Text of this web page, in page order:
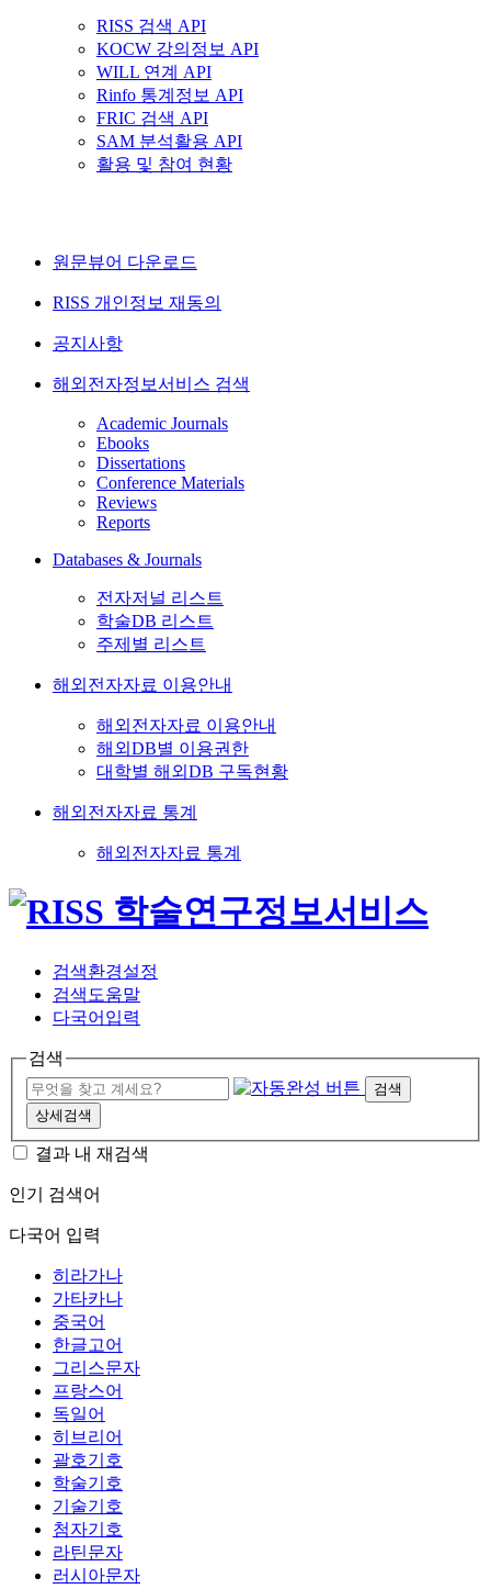
RISS 검색 API
KOCW 강의정보 API
WILL 연계 API
Rinfo 통계정보 API
FRIC 검색 API
SAM 분석활용 API
활용 및 참여 현황
원문뷰어 다운로드
RISS 개인정보 재동의
공지사항
해외전자정보서비스 검색
Academic Journals
Ebooks
Dissertations
Conference Materials
Reviews
Reports
Databases & Journals
전자저널 리스트
학술DB 리스트
주제별 리스트
해외전자자료 이용안내
해외전자자료 이용안내
해외DB별 이용권한
대학별 해외DB 구독현황
해외전자자료 통계
해외전자자료 통계
검색환경설정
검색도움말
다국어입력
검색
검색
상세검색
결과 내 재검색
인기 검색어
다국어 입력
히라가나
가타카나
중국어
한글고어
그리스문자
프랑스어
독일어
히브리어
괄호기호
학술기호
기술기호
첨자기호
라틴문자
러시아문자